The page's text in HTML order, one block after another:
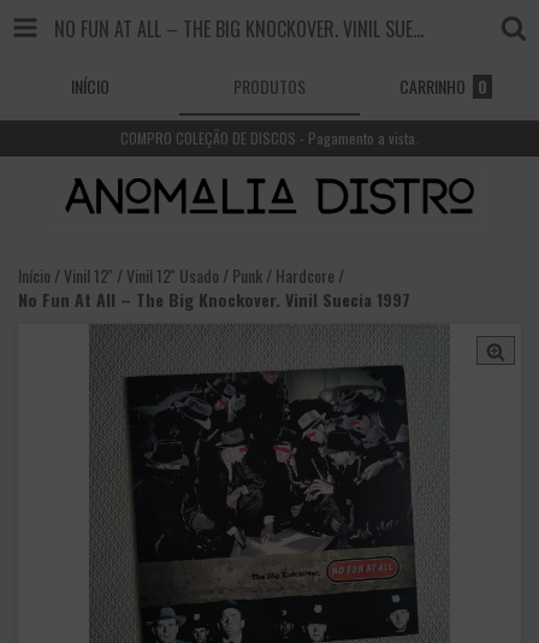
NO FUN AT ALL – THE BIG KNOCKOVER. VINIL SUECIA 1997
INÍCIO PRODUTOS CARRINHO 0
COMPRO COLEÇÃO DE DISCOS - Pagamento a vista.
Início /Vinil 12'' /Vinil 12'' Usado /Punk / Hardcore /
No Fun At All – The Big Knockover. Vinil Suecia 1997